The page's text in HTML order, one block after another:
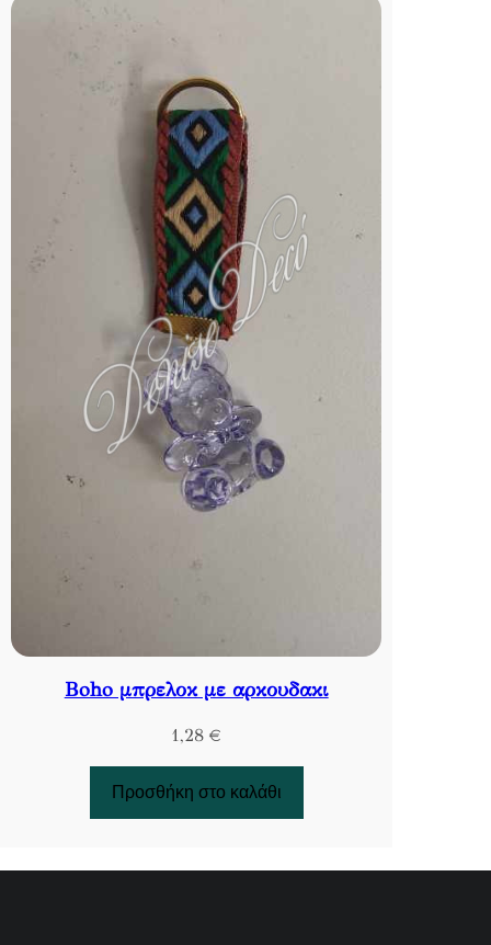
Boho μπρελοκ με αρκουδακι
1,28 €
Προσθήκη στο καλάθι